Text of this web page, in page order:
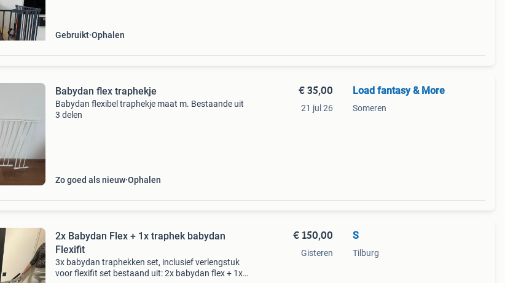
Gebruikt Ophalen
Babydan flex traphekje
Babydan flexibel traphekje maat m. Bestaande uit
3 delen
Zo goed als nieuw Ophalen
€ 35,00
21 jul 26
Load fantasy & More
Someren
2x Babydan Flex + 1x traphek babydan
Flexifit
3x babydan traphekken set, inclusief verlengstuk
voor flexifit set bestaand uit: 2x babydan flex + 1x
€ 150,00
Gisteren
S
Tilburg